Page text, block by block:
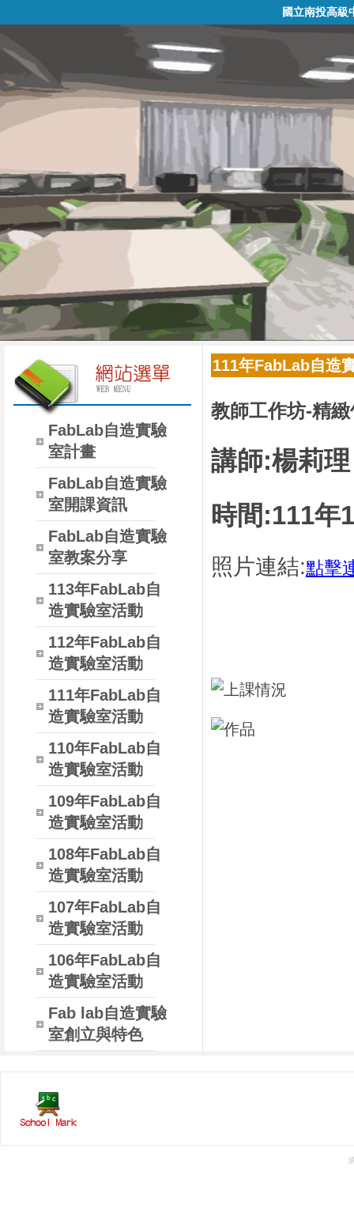
國立南投高級
FabLab自造實驗
室計畫
FabLab自造實驗
室開課資訊
FabLab自造實驗
室教案分享
113年FabLab自
造實驗室活動
112年FabLab自
造實驗室活動
111年FabLab自
造實驗室活動
110年FabLab自
造實驗室活動
109年FabLab自
造實驗室活動
108年FabLab自
造實驗室活動
107年FabLab自
造實驗室活動
106年FabLab自
造實驗室活動
Fab lab自造實驗
室創立與特色
111年FabLab自造
教師工作坊-精
講師:楊莉
時間:111年
照片連結:點擊